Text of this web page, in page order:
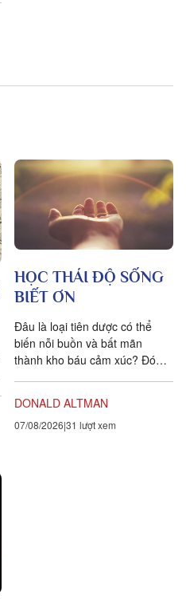
HỌC THÁI ĐỘ SỐNG
BIẾT ƠN
Đâu là loại tiên dược có thể
biến nỗi buồn và bất mãn
thành kho báu cảm xúc? Đó
DONALD ALTMAN
07/08/2026 31 lượt xem